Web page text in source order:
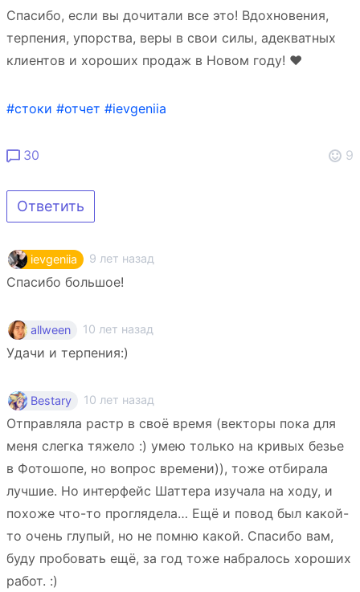
Спасибо, если вы дочитали все это! Вдохновения,
терпения, упорства, веры в свои силы, адекватных
клиентов и хороших продаж в Новом году! ❤️
#стоки #отчет #ievgeniia
30 9
Ответить
ievgeniia 9 лет назад
Спасибо большое!
allween 10 лет назад
Удачи и терпения:)
Bestary 10 лет назад
Отправляла растр в своё время (векторы пока для
меня слегка тяжело :) умею только на кривых безье
в Фотошопе, но вопрос времени)), тоже отбирала
лучшие. Но интерфейс Шаттера изучала на ходу, и
похоже что-то проглядела… Ещё и повод был какой-
то очень глупый, но не помню какой. Спасибо вам,
буду пробовать ещё, за год тоже набралось хороших
работ. :)